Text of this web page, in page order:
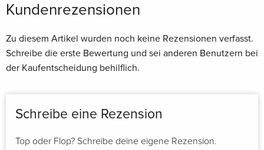
Kundenrezensionen
Zu diesem Artikel wurden noch keine Rezensionen verfasst.
Schreibe die erste Bewertung und sei anderen Benutzern bei
der Kaufentscheidung behilflich.
Schreibe eine Rezension
Top oder Flop? Schreibe deine eigene Rezension.